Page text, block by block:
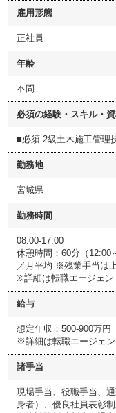
雇用形態
正社員
年齢
不問
必須の経験・スキル・
■必須 2級土木施工管理
勤務地
宮城県
勤務時間
08:00-17:00
休憩時間：60分（12:00
／月平均 ※残業手当は
※詳細は転職エージェン
給与
想定年収：500-900万円
※詳細は転職エージェン
諸手当
現場手当、役職手当、
身者）、優良社員表彰